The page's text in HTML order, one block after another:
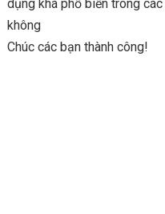
dụng khá phổ biến trong
không
Chúc các bạn thành công!